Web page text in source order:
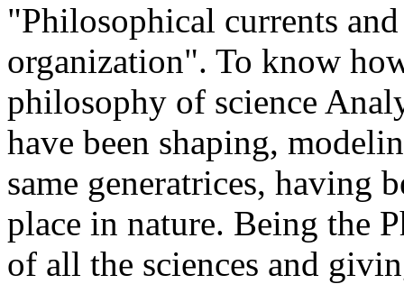
"Philosophical currents
organization". To know
philosophy of science
have been shaping,
same generatrices, having
place in nature. Being the
of all the sciences and